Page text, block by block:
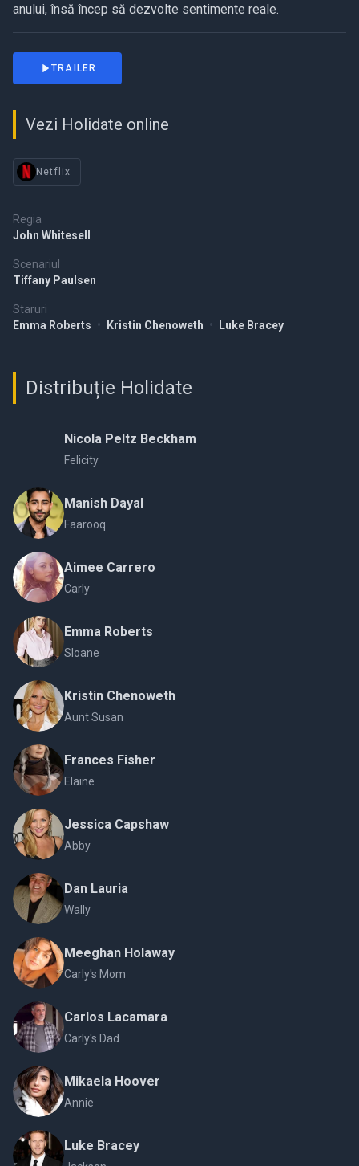
anului, însă încep să dezvolte sentimente reale.
Regia
John Whitesell
Scenariul
Tiffany Paulsen
Staruri
Emma Roberts • Kristin Chenoweth • Luke Bracey
TRAILER
Vezi Holidate online
Netflix
Distribuție Holidate
Nicola Peltz Beckham
Felicity
Manish Dayal
Faarooq
Aimee Carrero
Carly
Emma Roberts
Sloane
Kristin Chenoweth
Aunt Susan
Frances Fisher
Elaine
Jessica Capshaw
Abby
Dan Lauria
Wally
Meeghan Holaway
Carly's Mom
Carlos Lacamara
Carly's Dad
Mikaela Hoover
Annie
Luke Bracey